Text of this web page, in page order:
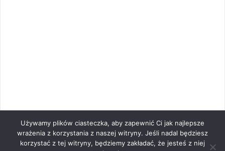
Używamy plików ciasteczka, aby zapewnić Ci jak najlepsze
wrażenia z korzystania z naszej witryny. Jeśli nadal będziesz
korzystać z tej witryny, będziemy zakładać, że jesteś z niej